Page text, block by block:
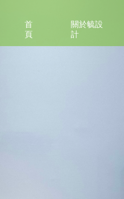
首
頁
關於毓設
計